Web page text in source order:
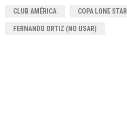
CLUB AMÉRICA COPA LONE STAR
FERNANDO ORTIZ (NO USAR)